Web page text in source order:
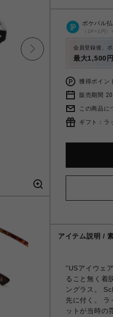
ポケパル
（1P=1円
会員登録後、
最大1,500
獲得ポイン
販売期間
この商品に
ギフト：ラ
アイテム説明 /
"USアイウェ
ること無く着
ングラス。
先に付く。 ラ
ットが当時の